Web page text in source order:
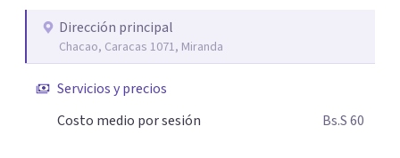
Dirección principal
Chacao, Caracas 1071, Miranda
Servicios y precios
Costo medio por sesión
Bs.S 60